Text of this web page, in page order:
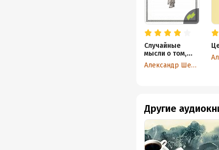
Случайные
мысли о том,
как научиться
думать
Александр Шевцов
Другие